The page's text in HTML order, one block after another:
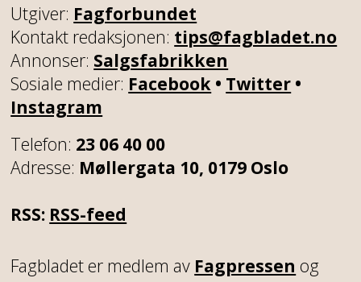
Utgiver: Fagforbundet
Kontakt redaksjonen: tips@fagbladet.no
Annonser: Salgsfabrikken
Sosiale medier: Facebook • Twitter •
Instagram
Telefon: 23 06 40 00
Adresse: Møllergata 10, 0179 Oslo
RSS: RSS-feed
Fagbladet er medlem av Fagpressen og